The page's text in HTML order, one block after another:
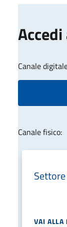
Canale
Canale fisico:
VAI ALLA